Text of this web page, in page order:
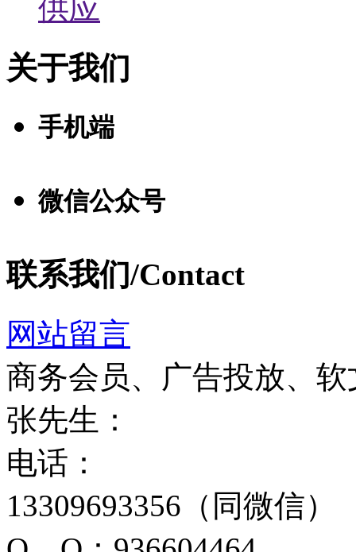
供应
关于我们
手机端
微信公众号
联系我们/Contact
网站留言
商务会员、广告投放、软
张先生：
电话：
13309693356（同微信）